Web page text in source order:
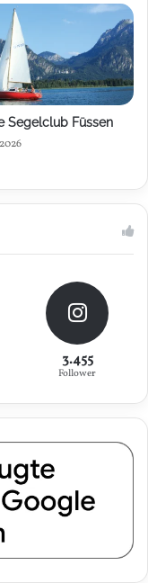
Segelclub Füssen
3.455
Follower